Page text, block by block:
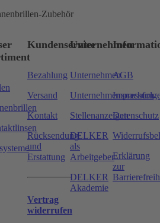
Zubehör
Kundenservice
Bezahlung
Versand
Kontakt
Rücksendung
und
Erstattung
Vertrag
widerrufen
Unternehmen
Unternehmen
Stellenanzeigen
DELKER
als
Arbeitgeber
DELKER
Akademie
AGB
Impressum
Datenschutz
Erklärung
zur